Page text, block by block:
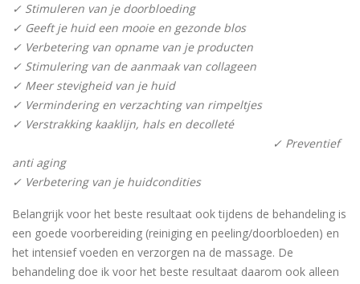
✓ Stimuleren van je doorbloeding
✓ Geeft je huid een mooie en gezonde blos
✓ Verbetering van opname van je producten
✓ Stimulering van de aanmaak van collageen
✓ Meer stevigheid van je huid
✓ Vermindering en verzachting van rimpeltjes
✓ Verstrakking kaaklijn, hals en decolleté
✓ Preventief
anti aging
✓ Verbetering van je huidcondities
Belangrijk voor het beste resultaat ook tijdens de behandeling is
een goede voorbereiding (reiniging en peeling/doorbloeden) en
het intensief voeden en verzorgen na de massage. De
behandeling doe ik voor het beste resultaat daarom ook alleen